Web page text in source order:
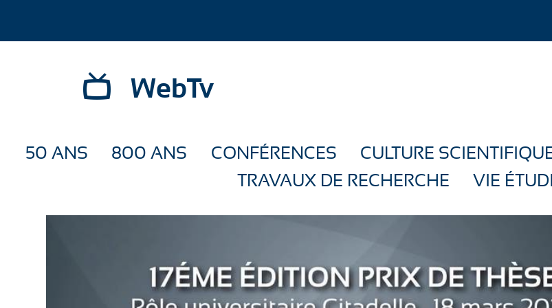
WebTv
50 ANS 800 ANS CONFÉRENCES CULTURE
TRAVAUX DE RECHERCHE
VIE